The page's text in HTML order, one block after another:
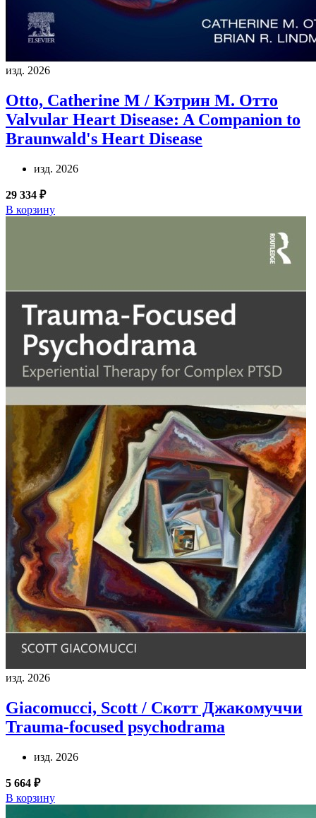
изд. 2026
Otto, Catherine M / Кэтрин М. Отто
Valvular Heart Disease: A Companion to
Braunwald's Heart Disease
изд. 2026
29 334 ₽
В корзину
изд. 2026
Giacomucci, Scott / Скотт Джакомуччи
Trauma-focused psychodrama
изд. 2026
5 664 ₽
В корзину